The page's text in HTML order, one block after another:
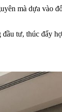
mà dựa vào
tư, thúc đẩy